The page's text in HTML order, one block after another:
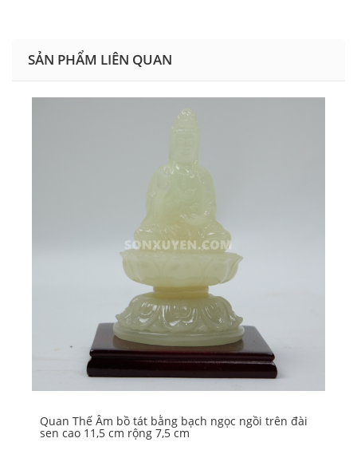
SẢN PHẨM LIÊN QUAN
Quan Thế Âm bồ tát bằng bạch ngọc ngồi trên đài
sen cao 11,5 cm rộng 7,5 cm